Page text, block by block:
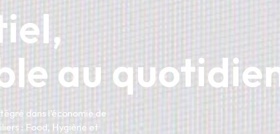
au
dans l’économie de
: Food, Hygiène et